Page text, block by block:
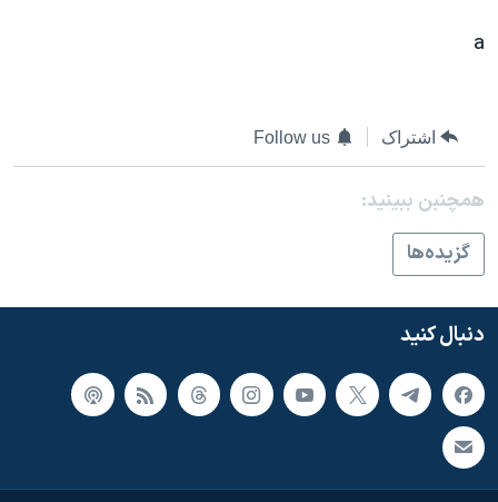
صفحه‌های ویژه
سفر پرزیدنت ترامپ به چین
a
اشتراک Follow us
همچنبن ببینید:
گزيده‌ها
دنبال کنید